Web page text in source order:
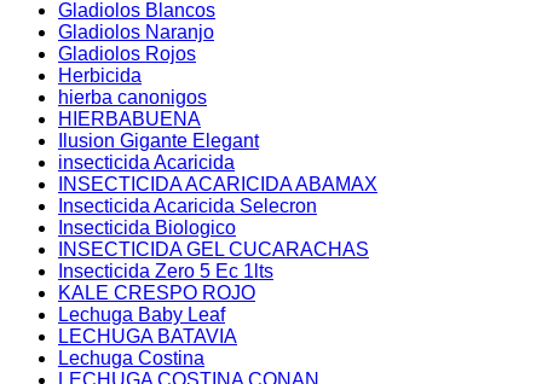
Gladiolos Blancos
Gladiolos Naranjo
Gladiolos Rojos
Herbicida
hierba canonigos
HIERBABUENA
Ilusion Gigante Elegant
insecticida Acaricida
INSECTICIDA ACARICIDA ABAMAX
Insecticida Acaricida Selecron
Insecticida Biologico
INSECTICIDA GEL CUCARACHAS
Insecticida Zero 5 Ec 1lts
KALE CRESPO ROJO
Lechuga Baby Leaf
LECHUGA BATAVIA
Lechuga Costina
LECHUGA COSTINA CONAN